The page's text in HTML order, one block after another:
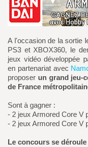
A l'occasion de la sortie
PS3 et XBOX360, le
jeux vidéo développée
en partenariat avec
proposer un grand jeu-
de France
Sont à gagner :
- 2 jeux Armored Core V
- 2 jeux Armored Core V
Le concours se déroule